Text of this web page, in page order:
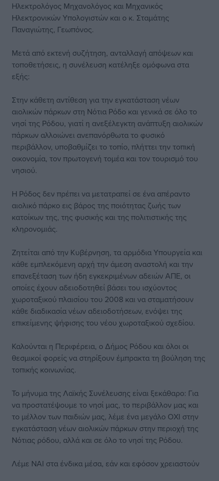
Ηλεκτρολόγος Μηχανολόγος και Μηχανικός
Ηλεκτρονικών Υπολογιστών και ο κ. Σταμάτης
Παναγιώτης, Γεωπόνος.
Μετά από εκτενή συζήτηση, ανταλλαγή απόψεων και
τοποθετήσεις, η συνέλευση κατέληξε ομόφωνα στα
εξής:
Στην κάθετη αντίθεση για την εγκατάσταση νέων
αιολικών πάρκων στη Νότια Ρόδο και γενικά σε όλο το
νησί της Ρόδου, γιατί η ανεξέλεγκτη ανάπτυξη αιολικών
πάρκων αλλοιώνει ανεπανόρθωτα το φυσικό
περιβάλλον, υποβαθμίζει το τοπίο, πλήττει την τοπική
οικονομία, τον πρωτογενή τομέα και τον τουρισμό του
νησιού.
Η Ρόδος δεν πρέπει να μετατραπεί σε ένα απέραντο
αιολικό πάρκο εις βάρος της ποιότητας ζωής των
κατοίκων της, της φυσικής και της πολιτιστικής της
κληρονομιάς.
Ζητείται από την Κυβέρνηση, τα αρμόδια Υπουργεία και
κάθε εμπλεκόμενη αρχή την άμεση αναστολή και την
επανεξέταση των ήδη εγκεκριμένων αδειών ΑΠΕ, οι
οποίες έχουν αδειοδοτηθεί βάσει του ισχύοντος
χωροταξικού πλαισίου του 2008 και να σταματήσουν
κάθε διαδικασία νέων αδειοδοτήσεων, ενόψει της
επικείμενης ψήφισης του νέου χωροταξικού σχεδίου.
Καλούνται η Περιφέρεια, ο Δήμος Ρόδου και όλοι οι
θεσμικοί φορείς να στηρίξουν έμπρακτα τη βούληση της
τοπικής κοινωνίας.
Το μήνυμα της Λαϊκής Συνέλευσης είναι ξεκάθαρο: Για
να προστατέψουμε το νησί μας, το περιβάλλον μας και
το μέλλον των παιδιών μας, λέμε ένα μεγάλο ΟΧΙ στην
εγκατάσταση νέων αιολικών πάρκων στην περιοχή της
Νότιας ρόδου, αλλά και σε όλο το νησί της Ρόδου.
Λέμε ΝΑΙ στα ένδικα μέσα, εάν και εφόσον χρειαστούν